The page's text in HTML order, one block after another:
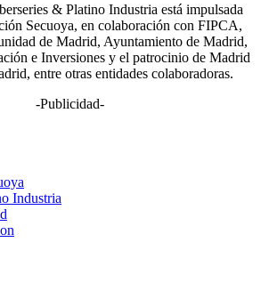
& Platino Industria está impulsada
Secuoya, en colaboración con FIPCA,
de Madrid, Ayuntamiento de Madrid,
e Inversiones y el patrocinio de Madrid
entre otras entidades colaboradoras.
-Publicidad-
Industria